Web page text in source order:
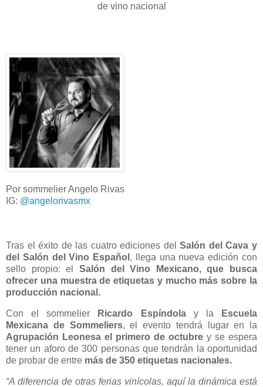
de vino nacional
Por sommelier Angelo Rivas
IG: @angelorivasmx
Tras el éxito de las cuatro ediciones delSalón del Cava y
del Salón del Vino Español , llega una nueva edición con
sello propio: el Salón del Vino Mexicano, que busca
ofrecer una muestra de etiquetas y mucho más sobre la
producción nacional.
Con el sommelier Ricardo Espíndola y la Escuela
Mexicana de Sommeliers, el evento tendrá lugar en la
Agrupación Leonesa el primero de octubre y se espera
tener un aforo de 300 personas que tendrán la oportunidad
de probar de entre más de 350 etiquetas nacionales.
“A diferencia de otras ferias vinícolas, aquí la dinámica está